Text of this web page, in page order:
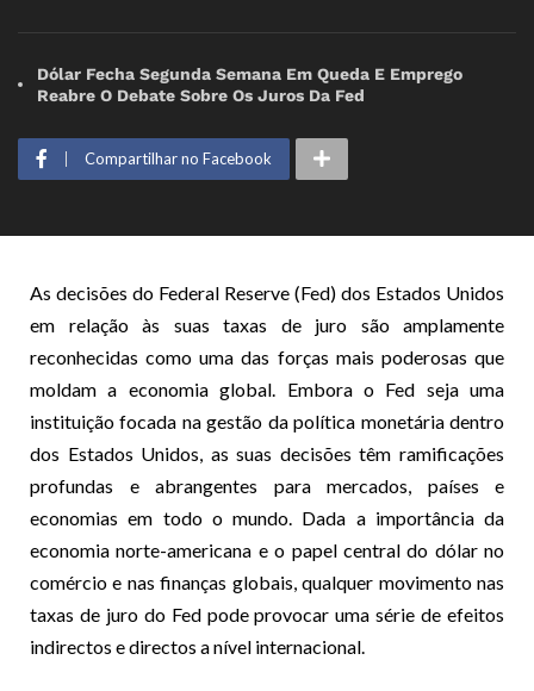
Dólar Fecha Segunda Semana Em Queda E Emprego
Reabre O Debate Sobre Os Juros Da Fed
Compartilhar no Facebook
As decisões do Federal Reserve (Fed) dos Estados Unidos
em relação às suas taxas de juro são amplamente
reconhecidas como uma das forças mais poderosas que
moldam a economia global. Embora o Fed seja uma
instituição focada na gestão da política monetária dentro
dos Estados Unidos, as suas decisões têm ramificações
profundas e abrangentes para mercados, países e
economias em todo o mundo. Dada a importância da
economia norte-americana e o papel central do dólar no
comércio e nas finanças globais, qualquer movimento nas
taxas de juro do Fed pode provocar uma série de efeitos
indirectos e directos a nível internacional.